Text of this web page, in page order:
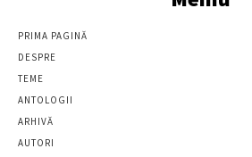
PRIMA PAGINĂ
DESPRE
TEME
ANTOLOGII
ARHIVĂ
AUTORI